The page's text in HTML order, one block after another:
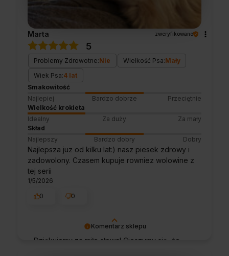
Komentarz sklepu
Dziękujemy za miłe słowa! Cieszymy się, że
Marta zweryfikowano
5
Problemy Zdrowotne:Nie Wielkość Psa:Mały
Wiek Psa:4 lat
Smakowitość
Najlepiej
Bardzo dobrze
Przeciętnie
Wielkość krokieta
Idealny
Za duży
Za mały
Skład
Najlepszy
Bardzo dobry Dobry
Najlepsza juz od kilku lat:) nasz piesek zdrowy i
zadowolony. Czasem kupuje rowniez wolowine z
tej serii
1/5/2026
0
0